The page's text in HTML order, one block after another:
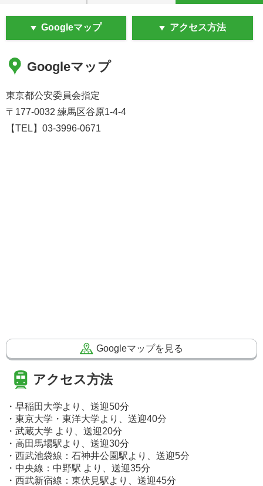
Googleマップ アクセス方法
Googleマップ
東京都公安委員会指定
〒177-0032 練馬区谷原1-4-4
【TEL】03-3996-0671
Googleマップを見る
アクセス方法
・早稲田大学より、送迎50分
・東京大学・東洋大学より、送迎40分
・武蔵大学 より、送迎20分
・高田馬場駅より、送迎30分
・西武池袋線：石神井公園駅より、送迎5分
・中央線：中野駅 より、送迎35分
・西武新宿線：東伏見駅より、送迎45分